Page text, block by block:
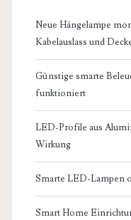
Neue Hängelampe
Kabelauslass und
Günstige smarte
funktioniert
LED-Profile aus
Wirkung
Smarte LED-Lampen
Smart Home